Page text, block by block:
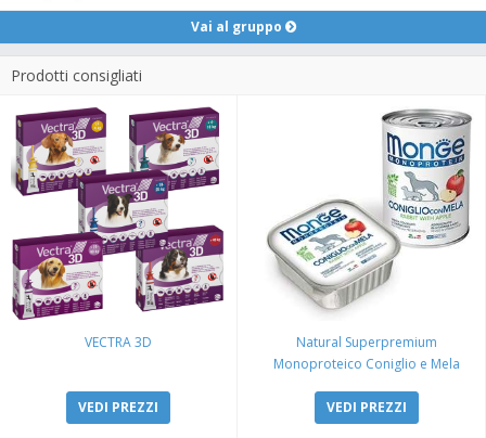
Vai al gruppo
Prodotti consigliati
VECTRA 3D
VEDI PREZZI
Natural Superpremium
Monoproteico Coniglio e Mela
VEDI PREZZI